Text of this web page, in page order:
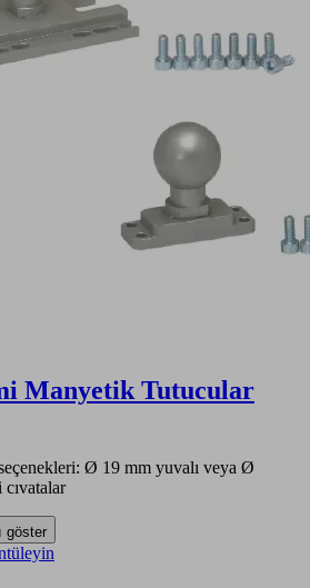
Manyetik Tutucular
Ø 19 mm yuvalı veya Ø
göster